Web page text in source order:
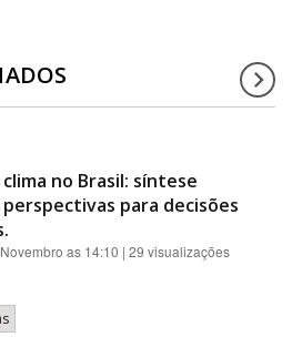
no Brasil: síntese
para decisões
as 14:10 | 29 visualizações